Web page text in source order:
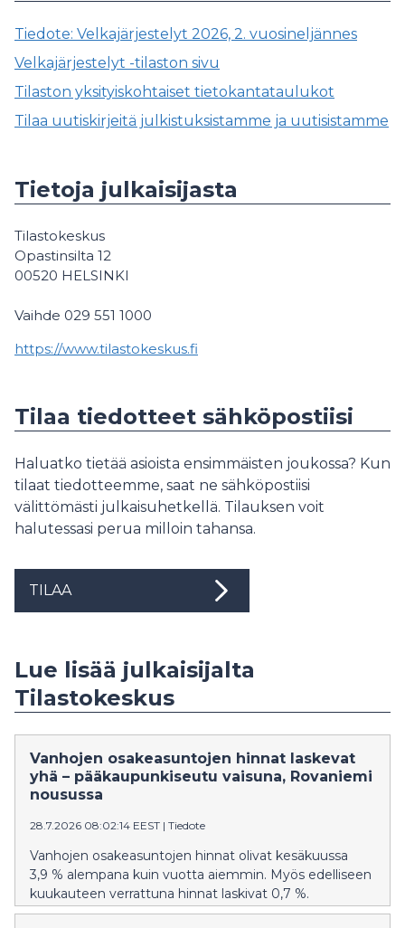
Tiedote: Velkajärjestelyt 2026, 2. vuosineljännes
Velkajärjestelyt -tilaston sivu
Tilaston yksityiskohtaiset tietokantataulukot
Tilaa uutiskirjeitä julkistuksistamme ja uutisistamme
Tietoja julkaisijasta
Tilastokeskus
Opastinsilta 12
00520 HELSINKI
Vaihde 029 551 1000
https://www.tilastokeskus.fi
Tilaa tiedotteet sähköpostiisi
Haluatko tietää asioista ensimmäisten joukossa? Kun
tilaat tiedotteemme, saat ne sähköpostiisi
välittömästi julkaisuhetkellä. Tilauksen voit
halutessasi perua milloin tahansa.
TILAA
Lue lisää julkaisijalta
Tilastokeskus
Vanhojen osakeasuntojen hinnat laskevat
yhä – pääkaupunkiseutu vaisuna, Rovaniemi
nousussa
28.7.2026 08:02:14 EEST | Tiedote
Vanhojen osakeasuntojen hinnat olivat kesäkuussa
3,9 % alempana kuin vuotta aiemmin. Myös edelliseen
kuukauteen verrattuna hinnat laskivat 0,7 %.